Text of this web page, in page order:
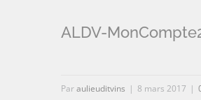
ALDV-
Paraulieuditvins | 8 mars 2017 |